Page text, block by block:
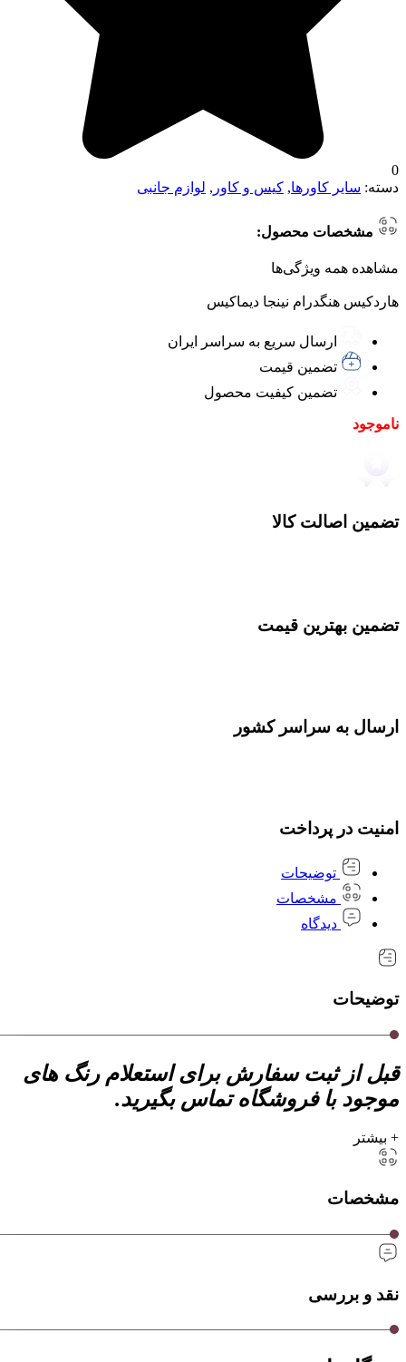
0
دسته: سایر کاورها, کیس و کاور , لوازم جانبی
مشخصات محصول:
مشاهده همه ویژگی‌ها
هاردکیس هنگدرام نینجا دیماکیس
ارسال سریع به سراسر ایران
تضمین قیمت
تضمین کیفیت محصول
ناموجود
تضمین اصالت کالا
تضمین بهترین قیمت
ارسال به سراسر کشور
امنیت در پرداخت
توضیحات
مشخصات
دیدگاه
توضیحات
قبل از ثبت سفارش برای استعلام رنگ های
موجود با فروشگاه تماس بگیرید.
+ بیشتر
مشخصات
نقد و بررسی